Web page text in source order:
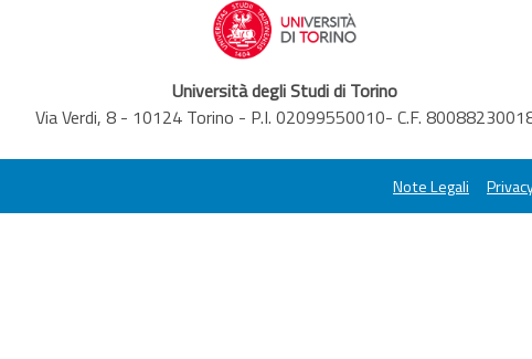
Università degli Studi di Torino
Via Verdi, 8 - 10124 Torino - P.I. 02099550010- C.F.
Note Legali